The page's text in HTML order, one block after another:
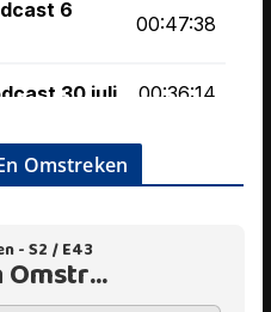
Omstreken